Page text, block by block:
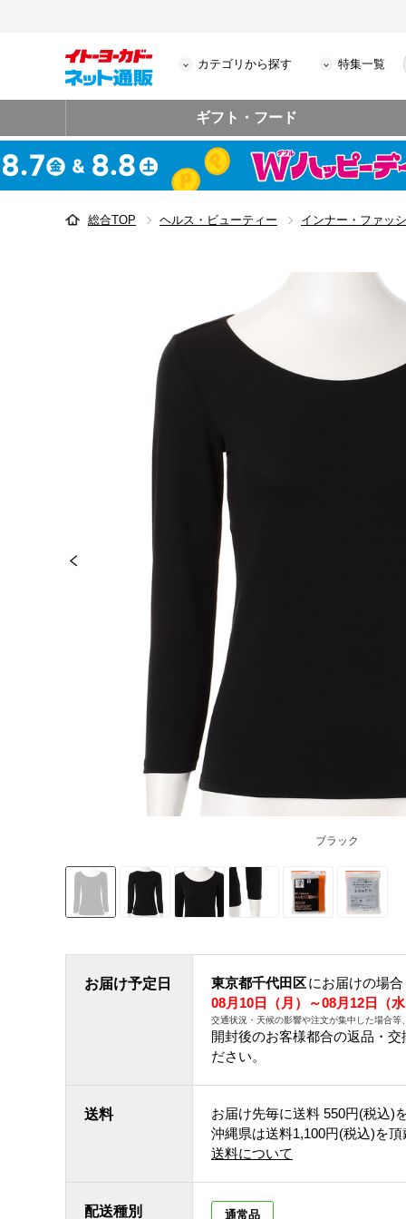
カテゴリから探す 特集一覧
ギフト・フード
総合TOP ヘルス・ビューティー インナー・ファッ
ブラック
お届け予定日 東京都千代田区にお届けの場合
08月10日（月）～08月12日（
交通状況・天候の影響や注文が集中した場合
開封後のお客様都合の返品・
ださい。
送料 お届け先毎に送料 550円(税込)
沖縄県は送料1,100円(税込)を
送料について
配送種別 通常品